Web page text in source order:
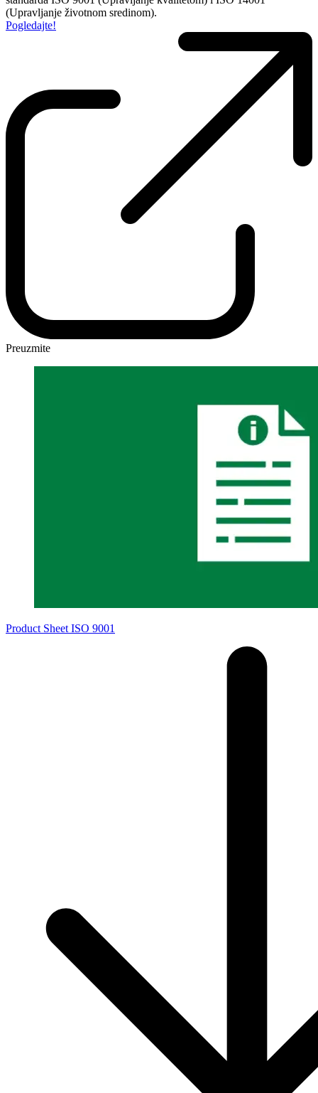
(Upravljanje životnom sredinom).
Pogledajte!
Preuzmite
Product Sheet ISO 9001